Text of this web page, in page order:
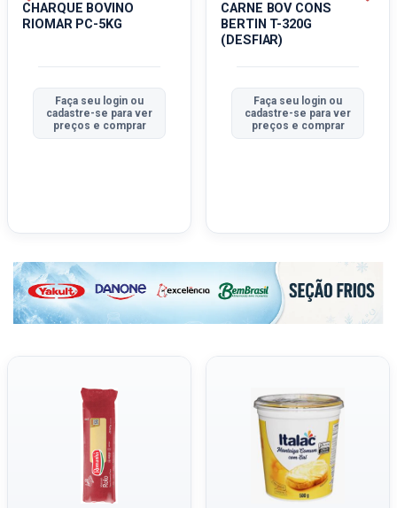
CHARQUE BOVINO
RIOMAR PC-5KG
Faça seu login ou
cadastre-se para ver
preços e comprar
CARNE BOV CONS
BERTIN T-320G
(DESFIAR)
Faça seu login ou
cadastre-se para ver
preços e comprar